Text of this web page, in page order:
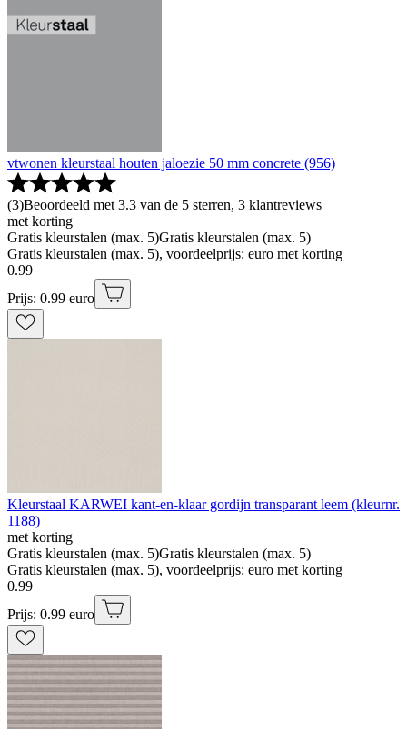
vtwonen kleurstaal houten jaloezie 50 mm concrete (956)
(3)Beoordeeld met 3.3 van de 5 sterren, 3 klantreviews
met korting
Gratis kleurstalen (max. 5)Gratis kleurstalen (max. 5)
Gratis kleurstalen (max. 5), voordeelprijs: euro met korting
0.99
Prijs: 0.99 euro
Kleurstaal KARWEI kant-en-klaar gordijn transparant leem (kleurnr.
1188)
met korting
Gratis kleurstalen (max. 5)Gratis kleurstalen (max. 5)
Gratis kleurstalen (max. 5), voordeelprijs: euro met korting
0.99
Prijs: 0.99 euro